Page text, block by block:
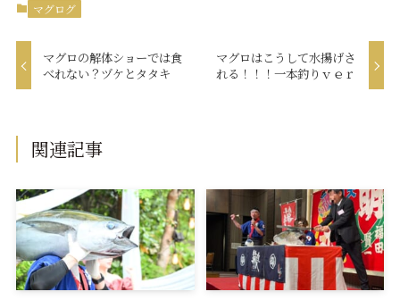
マグログ
マグロの解体ショーでは食
べれない？ヅケとタタキ
マグロはこうして水揚げさ
れる！！！一本釣りｖｅｒ
関連記事